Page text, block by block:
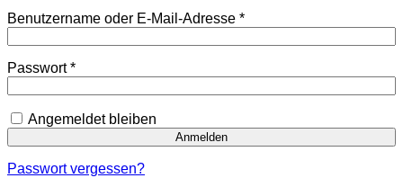
Benutzername oder E-Mail-Adresse *Erforderlich
Passwort*Erforderlich
Angemeldet bleiben
Anmelden
Passwort vergessen?